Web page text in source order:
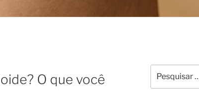
O que você
por: